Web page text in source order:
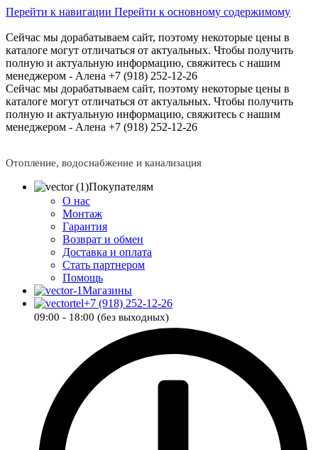
Перейти к навигации Перейти к основному содержимому
Сейчас мы дорабатываем сайт, поэтому некоторые цены в
каталоге могут отличаться от актуальных. Чтобы получить
полную и актуальную информацию, свяжитесь с нашим
менеджером - Алена +7 (918) 252-12-26
Сейчас мы дорабатываем сайт, поэтому некоторые цены в
каталоге могут отличаться от актуальных. Чтобы получить
полную и актуальную информацию, свяжитесь с нашим
менеджером - Алена +7 (918) 252-12-26
Отопление, водоснабжение и канализация
Покупателям
О нас
Монтаж
Гарантия
Возврат и обмен
Доставка и оплата
Стать партнером
Помощь
Магазины
+7 (918) 252-12-26
09:00 - 18:00 (без выходных)